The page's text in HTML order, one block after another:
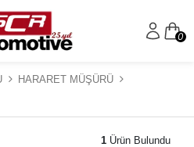
0
HARARET MÜŞÜRÜ
1 Ürün Bulundu